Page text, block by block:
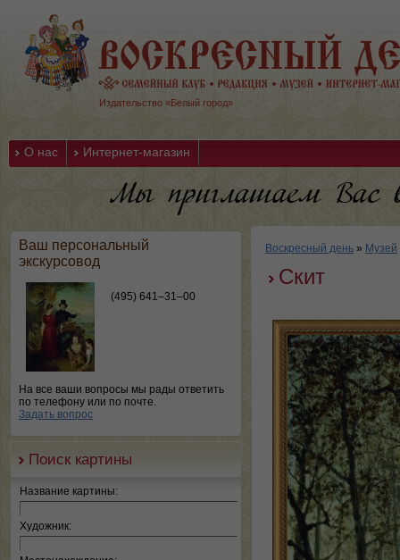
Издательство «Белый город»
О нас Интернет-магазин
Ваш персональный
экскурсовод
(495) 641–31–00
На все ваши вопросы мы рады ответить
по телефону или по почте.
Задать вопрос
Поиск картины
Название картины:
Художник:
Воскресный день » Музей
Скит